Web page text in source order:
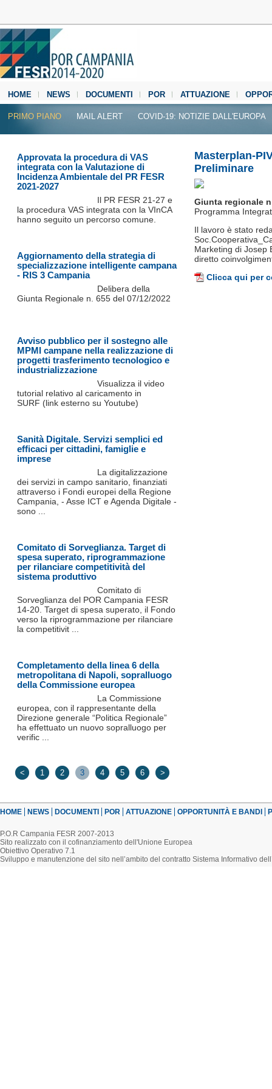
HOME NEWS DOCUMENTI POR ATTUAZIONE
MEDIA CENTER
PRIMO PIANO MAIL ALERT COVID-19: NOTIZIE DALL'EUROPA
Masterplan-
Preliminare
Giunta regionale
Programma
Il lavoro è stato
Marketing di Josep
diretto
Clicca qui per
Approvata la procedura di VAS
integrata con la Valutazione di
Incidenza Ambientale del PR FESR
2021-2027
Il PR FESR 21‐27 e
la procedura VAS integrata con la VInCA
hanno seguito un percorso comune.
Aggiornamento della strategia di
specializzazione intelligente campana
- RIS 3 Campania
Delibera della
Giunta Regionale n. 655 del 07/12/2022
Avviso pubblico per il sostegno alle
MPMI campane nella realizzazione di
progetti trasferimento tecnologico e
industrializzazione
Visualizza il video
tutorial relativo al caricamento in
SURF (link esterno su Youtube)
Sanità Digitale. Servizi semplici ed
efficaci per cittadini, famiglie e
imprese
La digitalizzazione
dei servizi in campo sanitario, finanziati
attraverso i Fondi europei della Regione
Campania, - Asse ICT e Agenda Digitale -
sono ...
Comitato di Sorveglianza. Target di
spesa superato, riprogrammazione
per rilanciare competitività del
sistema produttivo
Comitato di
Sorveglianza del POR Campania FESR
14-20. Target di spesa superato, il Fondo
verso la riprogrammazione per rilanciare
la competitivit ...
Completamento della linea 6 della
metropolitana di Napoli, sopralluogo
della Commissione europea
La Commissione
europea, con il rappresentante della
Direzione generale “Politica Regionale”
ha effettuato un nuovo sopralluogo per
verific ...
< 1 2 3 4 5 6 >
HOME NEWS DOCUMENTI POR ATTUAZIONE OPPORTUNITÀ E BANDI
P.O.R Campania FESR 2007-2013
Sito realizzato con il cofinanziamento dell'Unione Europea
Obiettivo Operativo 7.1
Sviluppo e manutenzione del sito nell’ambito del contratto Sistema Informativo